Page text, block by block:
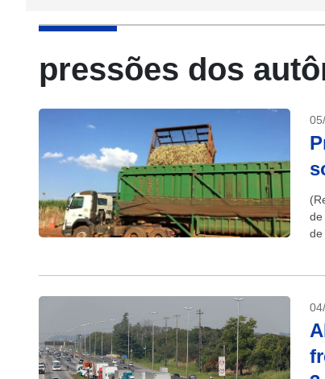
pressões dos
de
de